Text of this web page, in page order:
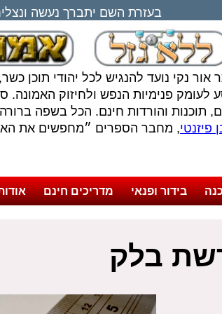
בעזרת השם יתברך נעשה
אור נקי נועד להנגיש לכל יהודי תוכן
לעומק פנימיות הנפש ולחיזוק האמונה.
תוכנות והורדות חינם. הכל בשפה
פיזנטי, מחבר הספרים ״מחפשים את
בידור ופנאי מדריכים חינם
בלק